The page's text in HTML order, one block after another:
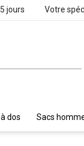
jours Votre
dos Sacs